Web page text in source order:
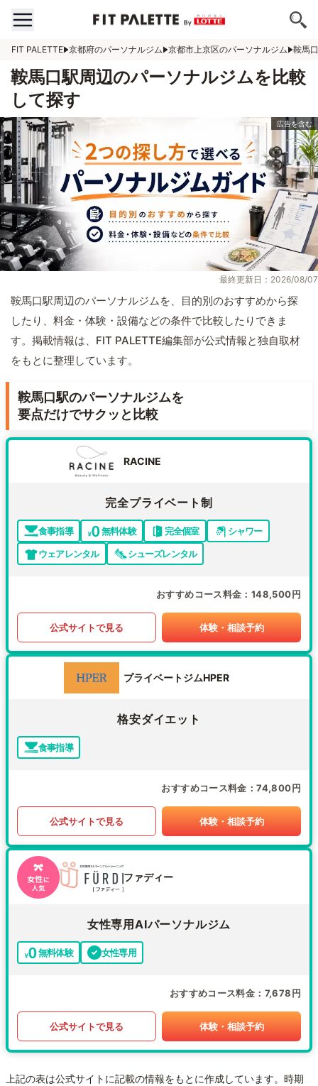
FIT PALETTE 京都府のパーソナルジム 京都市上京区のパーソナルジム 鞍馬
鞍馬口駅周辺のパーソナルジムを比較
して探す
最終更新日：2026/08/07
鞍馬口駅周辺のパーソナルジムを、目的別のおすすめから探
したり、料金・体験・設備などの条件で比較したりできま
す。掲載情報は、FIT PALETTE編集部が公式情報と独自取材
をもとに整理しています。
鞍馬口駅のパーソナルジムを
要点だけでサクッと比較
RACINE
完全プライベート制
食事指導 無料体験 完全個室
シャワー
ウェアレンタル
シューズレンタル
おすすめコース料金 148,500円
公式サイトで見る 体験・相談予約
プライベートジムHPER
格安ダイエット
食事指導
おすすめコース料金 74,800円
公式サイトで見る 体験・相談予約
ファディー
女性専用AIパーソナルジム
無料体験 女性専用
おすすめコース料金 7,678円
公式サイトで見る 体験・相談予約
上記の表は公式サイトに記載の情報をもとに作成しています。時期